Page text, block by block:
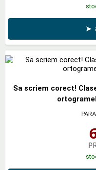
➤
Sa scriem corect!